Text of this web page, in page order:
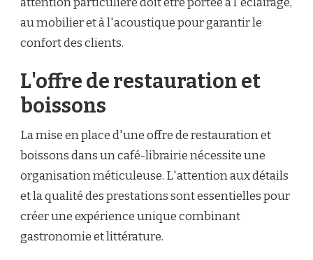
au mobilier et à l'acoustique pour garantir le
confort des clients.
L'offre de restauration et
boissons
La mise en place d'une offre de restauration et
boissons dans un café-librairie nécessite une
organisation méticuleuse. L'attention aux détails
et la qualité des prestations sont essentielles pour
créer une expérience unique combinant
gastronomie et littérature.